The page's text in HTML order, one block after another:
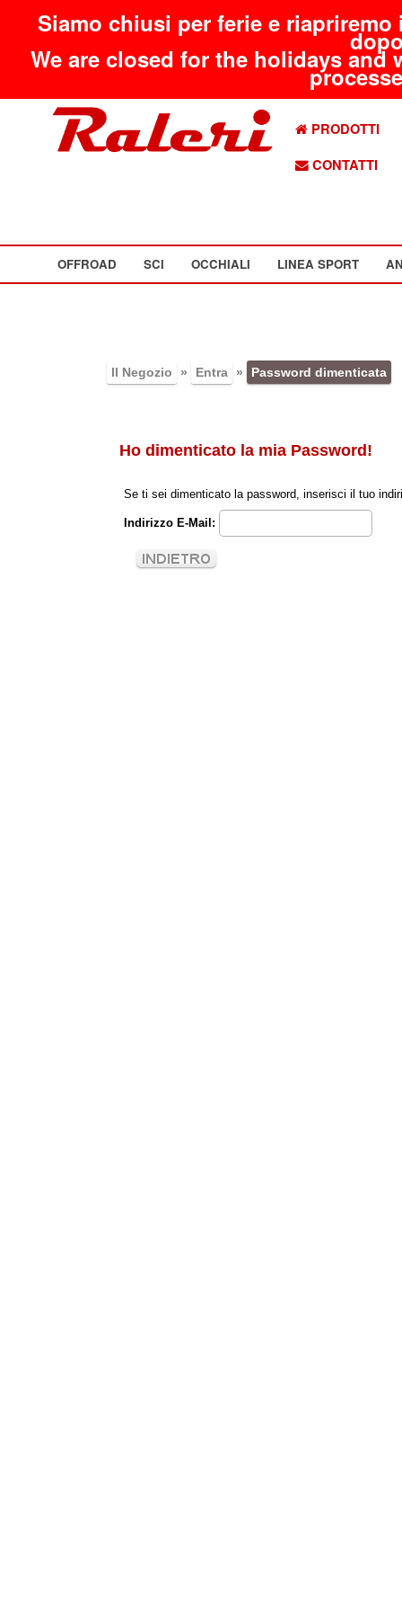
Siamo chiusi per ferie e
We are closed for the holidays
PRODOTTI
CONTATTI
OFFROAD SCI OCCHIALI LINEA SPORT
Il Negozio » Entra » Password dimenticata
Ho dimenticato la mia Password!
Se ti sei dimenticato la password, inserisci il tuo
Indirizzo E-Mail: